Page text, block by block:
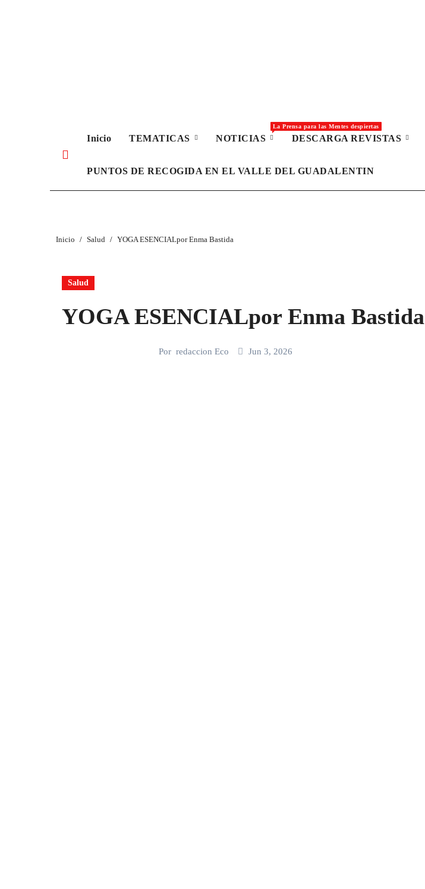
Inicio TEMATICAS NOTICIAS
La Prensa para las Mentes despiertas
DESCARGA REVISTAS
PUNTOS DE RECOGIDA EN EL VALLE DEL GUADALENTIN
Inicio Salud YOGA ESENCIALpor Enma Bastida
Salud
YOGA ESENCIALpor Enma Bastida
Por redaccion Eco Jun 3, 2026